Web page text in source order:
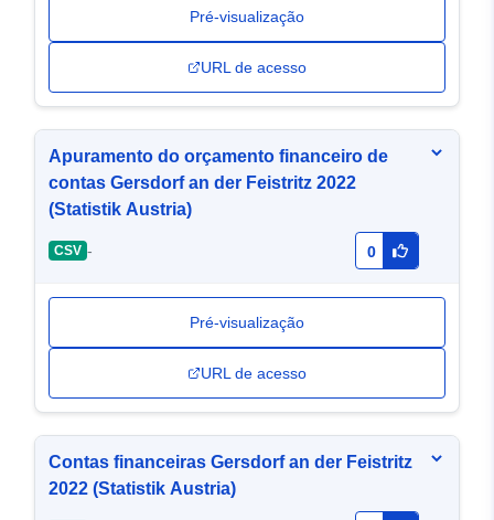
Pré-visualização
URL de acesso
Apuramento do orçamento financeiro de
contas Gersdorf an der Feistritz 2022
(Statistik Austria)
CSV - 0
Pré-visualização
URL de acesso
Contas financeiras Gersdorf an der Feistritz
2022 (Statistik Austria)